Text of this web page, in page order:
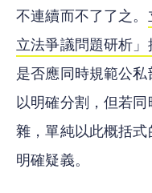
不連續而不了了之。
立法爭議問題研析
是否應同時規範公
以明確分割，但若
雜，單純以此概括
明確疑義。